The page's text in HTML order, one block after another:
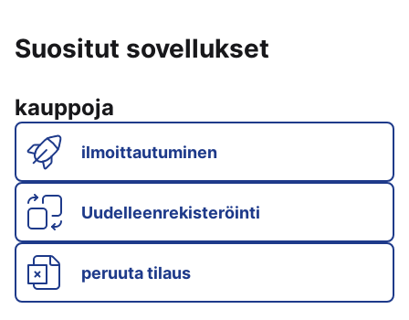
Suositut sovellukset
kauppoja
ilmoittautuminen
Uudelleenrekisteröinti
peruuta tilaus